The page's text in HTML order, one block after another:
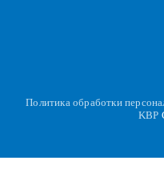
Политика обработки
KBP